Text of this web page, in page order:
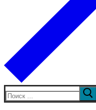
Искать: